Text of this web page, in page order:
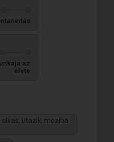
az
élete
olvas, utazik, moziba